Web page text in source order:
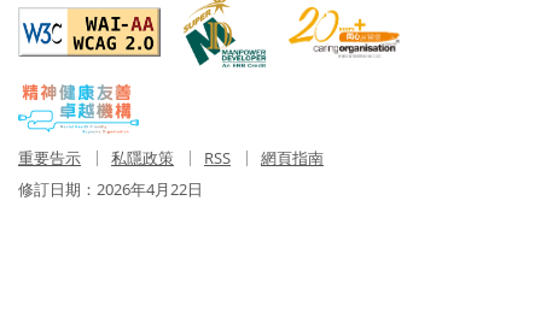
重要告示 私隱政策 RSS
網頁指南
修訂日期： 2026年4月22日